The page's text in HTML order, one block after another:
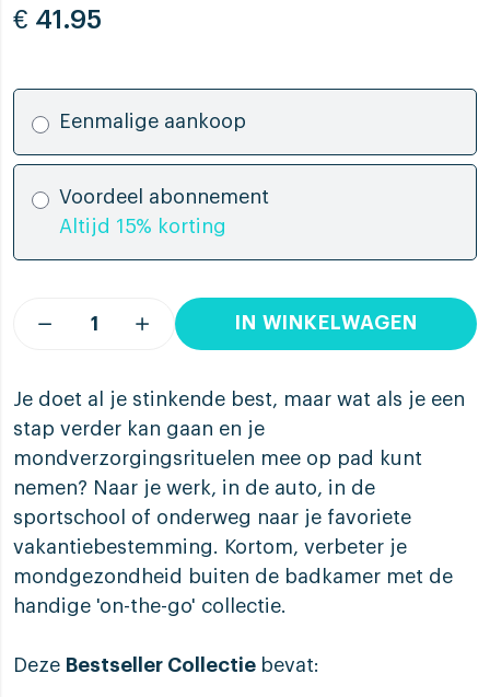
€ 41.95
Eenmalige aankoop
Voordeel abonnement
Altijd 15% korting
IN WINKELWAGEN
Je doet al je stinkende best, maar wat als je een
stap verder kan gaan en je
mondverzorgingsrituelen mee op pad kunt
nemen? Naar je werk, in de auto, in de
sportschool of onderweg naar je favoriete
vakantiebestemming. Kortom, verbeter je
mondgezondheid buiten de badkamer met de
handige 'on-the-go' collectie.
Deze Bestseller Collectie bevat: